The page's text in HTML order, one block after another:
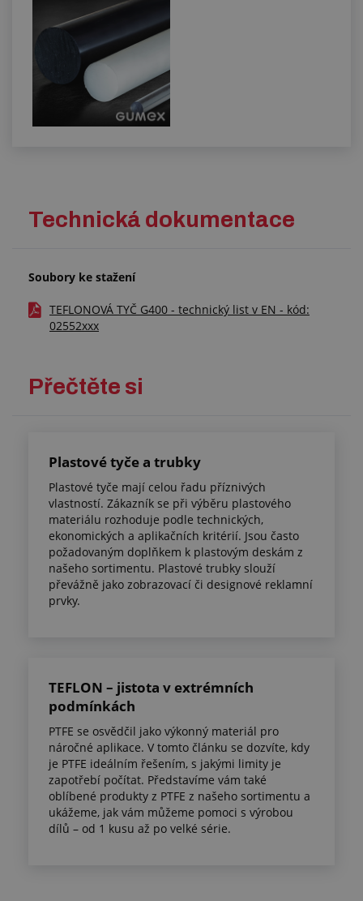
Technická dokumentace
Soubory ke stažení
TEFLONOVÁ TYČ G400 - technický list v EN - kód:
02552xxx
Přečtěte si
Plastové tyče a trubky
Plastové tyče mají celou řadu příznivých
vlastností. Zákazník se při výběru plastového
materiálu rozhoduje podle technických,
ekonomických a aplikačních kritérií. Jsou často
požadovaným doplňkem k plastovým deskám z
našeho sortimentu. Plastové trubky slouží
převážně jako zobrazovací či designové reklamní
prvky.
TEFLON – jistota v extrémních
podmínkách
PTFE se osvědčil jako výkonný materiál pro
náročné aplikace. V tomto článku se dozvíte, kdy
je PTFE ideálním řešením, s jakými limity je
zapotřebí počítat. Představíme vám také
oblíbené produkty z PTFE z našeho sortimentu a
ukážeme, jak vám můžeme pomoci s výrobou
dílů – od 1 kusu až po velké série.